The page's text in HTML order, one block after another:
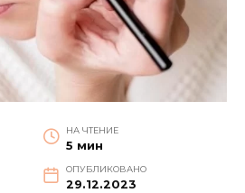
НА ЧТЕНИЕ
5 мин
ОПУБЛИКОВАНО
29.12.2023